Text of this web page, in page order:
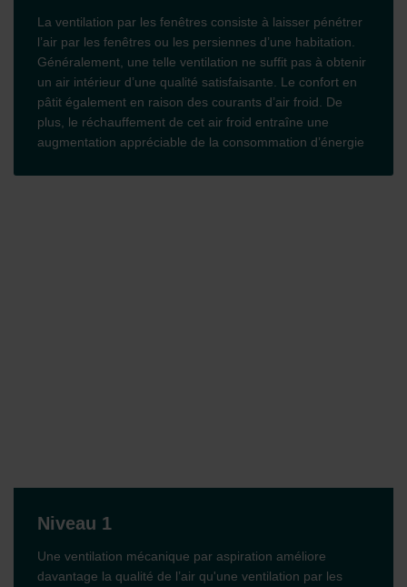
La ventilation par les fenêtres consiste à laisser pénétrer
l’air par les fenêtres ou les persiennes d’une habitation.
Généralement, une telle ventilation ne suffit pas à obtenir
un air intérieur d’une qualité satisfaisante. Le confort en
pâtit également en raison des courants d’air froid. De
plus, le réchauffement de cet air froid entraîne une
augmentation appréciable de la consommation d’énergie
Niveau 1
Une ventilation mécanique par aspiration améliore
davantage la qualité de l’air qu'une ventilation par les